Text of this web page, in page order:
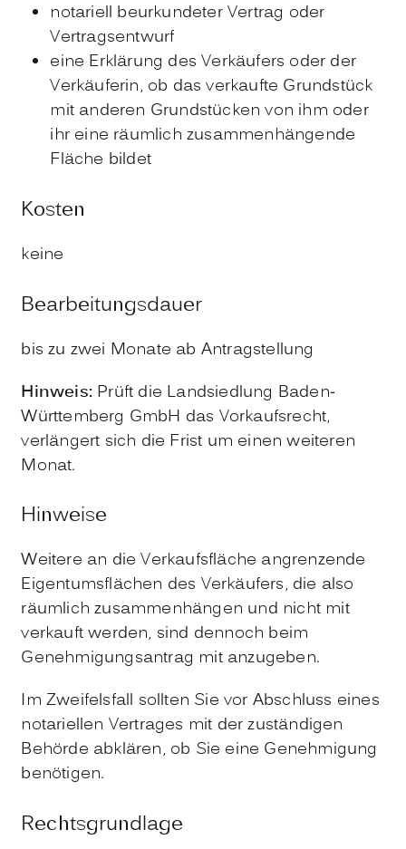
notariell beurkundeter Vertrag oder
Vertragsentwurf
eine Erklärung des Verkäufers oder der
Verkäuferin, ob das verkaufte Grundstück
mit anderen Grundstücken von ihm oder
ihr eine räumlich zusammenhängende
Fläche bildet
Kosten
keine
Bearbeitungsdauer
bis zu zwei Monate ab Antragstellung
Hinweis: Prüft die Landsiedlung Baden-
Württemberg GmbH das Vorkaufsrecht,
verlängert sich die Frist um einen weiteren
Monat.
Hinweise
Weitere an die Verkaufsfläche angrenzende
Eigentumsflächen des Verkäufers, die also
räumlich zusammenhängen und nicht mit
verkauft werden, sind dennoch beim
Genehmigungsantrag mit anzugeben.
Im Zweifelsfall sollten Sie vor Abschluss eines
notariellen Vertrages mit der zuständigen
Behörde abklären, ob Sie eine Genehmigung
benötigen.
Rechtsgrundlage